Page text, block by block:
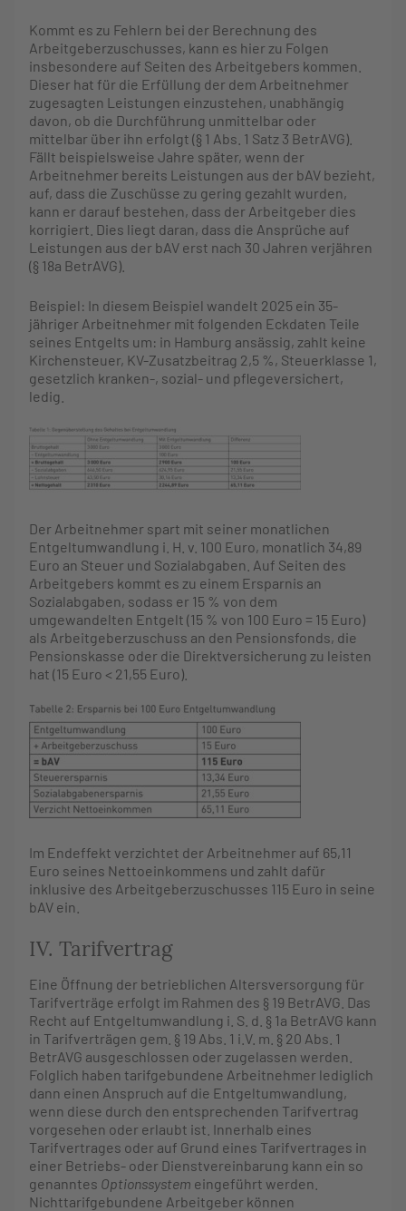
Kommt es zu Fehlern bei der Berechnung des
Arbeitgeberzuschusses, kann es hier zu Folgen
insbesondere auf Seiten des Arbeitgebers kommen.
Dieser hat für die Erfüllung der dem Arbeitnehmer
zugesagten Leistungen einzustehen, unabhängig
davon, ob die Durchführung unmittelbar oder
mittelbar über ihn erfolgt (§ 1 Abs. 1 Satz 3 BetrAVG).
Fällt beispielsweise Jahre später, wenn der
Arbeitnehmer bereits Leistungen aus der bAV bezieht,
auf, dass die Zuschüsse zu gering gezahlt wurden,
kann er darauf bestehen, dass der Arbeitgeber dies
korrigiert. Dies liegt daran, dass die Ansprüche auf
Leistungen aus der bAV erst nach 30 Jahren verjähren
(§ 18a BetrAVG).
Beispiel: In diesem Beispiel wandelt 2025 ein 35-
jähriger Arbeitnehmer mit folgenden Eckdaten Teile
seines Entgelts um: in Hamburg ansässig, zahlt keine
Kirchensteuer, KV-Zusatzbeitrag 2,5 %, Steuerklasse 1,
gesetzlich kranken-, sozial- und pflegeversichert,
ledig.
Der Arbeitnehmer spart mit seiner monatlichen
Entgeltumwandlung i. H. v. 100 Euro, monatlich 34,89
Euro an Steuer und Sozialabgaben. Auf Seiten des
Arbeitgebers kommt es zu einem Ersparnis an
Sozialabgaben, sodass er 15 % von dem
umgewandelten Entgelt (15 % von 100 Euro = 15 Euro)
als Arbeitgeberzuschuss an den Pensionsfonds, die
Pensionskasse oder die Direktversicherung zu leisten
hat (15 Euro < 21,55 Euro).
Im Endeffekt verzichtet der Arbeitnehmer auf 65,11
Euro seines Nettoeinkommens und zahlt dafür
inklusive des Arbeitgeberzuschusses 115 Euro in seine
bAV ein.
IV. Tarifvertrag
Eine Öffnung der betrieblichen Altersversorgung für
Tarifverträge erfolgt im Rahmen des § 19 BetrAVG. Das
Recht auf Entgeltumwandlung i. S. d. § 1a BetrAVG kann
in Tarifverträgen gem. § 19 Abs. 1 i.V. m. § 20 Abs. 1
BetrAVG ausgeschlossen oder zugelassen werden.
Folglich haben tarifgebundene Arbeitnehmer lediglich
dann einen Anspruch auf die Entgeltumwandlung,
wenn diese durch den entsprechenden Tarifvertrag
vorgesehen oder erlaubt ist. Innerhalb eines
Tarifvertrages oder auf Grund eines Tarifvertrages in
einer Betriebs- oder Dienstvereinbarung kann ein so
genanntes Optionssystem eingeführt werden.
Nichttarifgebundene Arbeitgeber können